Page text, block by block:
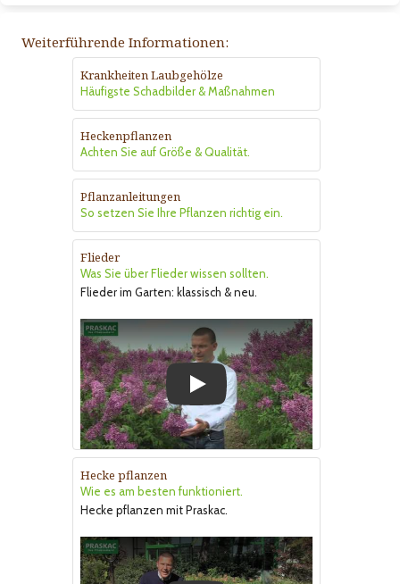
Weiterführende Informationen:
Krankheiten Laubgehölze
Häufigste Schadbilder & Maßnahmen
Heckenpflanzen
Achten Sie auf Größe & Qualität.
Pflanzanleitungen
So setzen Sie Ihre Pflanzen richtig ein.
Flieder
Was Sie über Flieder wissen sollten.
Flieder im Garten: klassisch & neu.
Hecke pflanzen
Wie es am besten funktioniert.
Hecke pflanzen mit Praskac.